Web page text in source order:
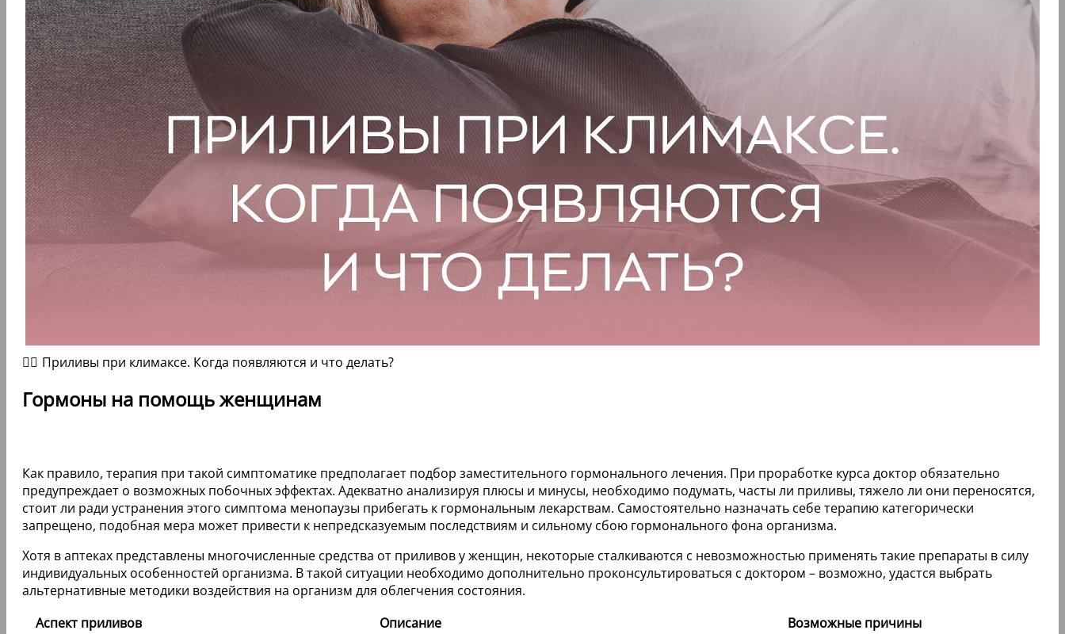
🤦‍♀️ Приливы при климаксе. Когда появляются и что делать?
Гормоны на помощь женщинам
Как правило, терапия при такой симптоматике предполагает подбор заместительного гормонального лечения. При проработке курса доктор обязательно
предупреждает о возможных побочных эффектах. Адекватно анализируя плюсы и минусы, необходимо подумать, часты ли приливы, тяжело ли они переносятся,
стоит ли ради устранения этого симптома менопаузы прибегать к гормональным лекарствам. Самостоятельно назначать себе терапию категорически
запрещено, подобная мера может привести к непредсказуемым последствиям и сильному сбою гормонального фона организма.
Хотя в аптеках представлены многочисленные средства от приливов у женщин, некоторые сталкиваются с невозможностью применять такие препараты в силу
индивидуальных особенностей организма. В такой ситуации необходимо дополнительно проконсультироваться с доктором – возможно, удастся выбрать
альтернативные методики воздействия на организм для облегчения состояния.
Аспект приливов
Описание Возможные причины